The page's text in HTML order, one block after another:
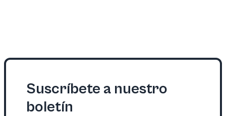
Suscríbete a nuestro
boletín